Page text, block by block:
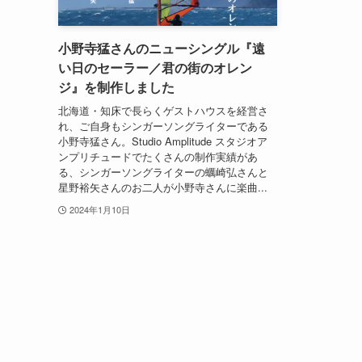
小野寺猛さんのニューシングル『遠
い日のセーラー／君の街のオレン
ジ』を制作しました
北海道・知床で長らくゲストハウスを経営さ
れ、ご自身もシンガーソングライターである
小野寺猛さん。Studio Amplitude スタジオア
ンプリチュードでたくさんの制作実績があ
る、シンガーソングライターの蠣崎弘さんと
星野裕矢さんのお二人が小野寺さんに楽曲...
2024年1月10日